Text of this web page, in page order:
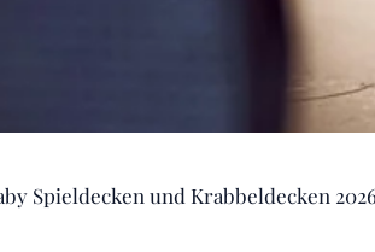
Spieldecken und Krabbeldecken